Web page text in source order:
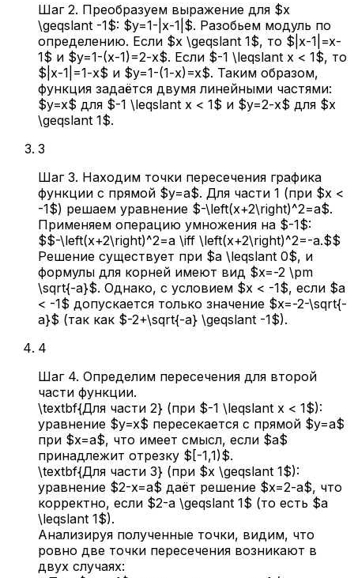
Шаг 2. Преобразуем выражение для $x
\geqslant -1$: $y=1-|x-1|$. Разобьем модуль по
определению. Если $x \geqslant 1$, то $|x-1|=x-
1$ и $y=1-(x-1)=2-x$. Если $-1 \leqslant x < 1$, то
$|x-1|=1-x$ и $y=1-(1-x)=x$. Таким образом,
функция задаётся двумя линейными частями:
$y=x$ для $-1 \leqslant x < 1$ и $y=2-x$ для $x
\geqslant 1$.
3
Шаг 3. Находим точки пересечения графика
функции с прямой $y=a$. Для части 1 (при $x <
-1$) решаем уравнение $-\left(x+2\right)^2=a$.
Применяем операцию умножения на $-1$:
$$-\left(x+2\right)^2=a \iff \left(x+2\right)^2=-a.$$
Решение существует при $a \leqslant 0$, и
формулы для корней имеют вид $x=-2 \pm
\sqrt{-a}$. Однако, с условием $x < -1$, если $a
< -1$ допускается только значение $x=-2-\sqrt{-
a}$ (так как $-2+\sqrt{-a} \geqslant -1$).
4
Шаг 4. Определим пересечения для второй
части функции.
\textbf{Для части 2} (при $-1 \leqslant x < 1$):
уравнение $y=x$ пересекается с прямой $y=a$
при $x=a$, что имеет смысл, если $a$
принадлежит отрезку $[-1,1)$.
\textbf{Для части 3} (при $x \geqslant 1$):
уравнение $2-x=a$ даёт решение $x=2-a$, что
корректно, если $2-a \geqslant 1$ (то есть $a
\leqslant 1$).
Анализируя полученные точки, видим, что
ровно две точки пересечения возникают в
двух случаях: